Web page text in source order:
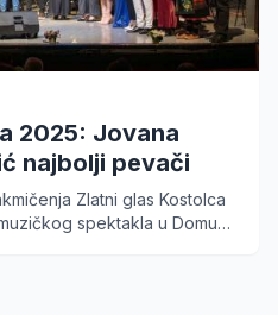
2025: Jovana
najbolji pevači
Zlatni glas Kostolca
spektakla u Domu